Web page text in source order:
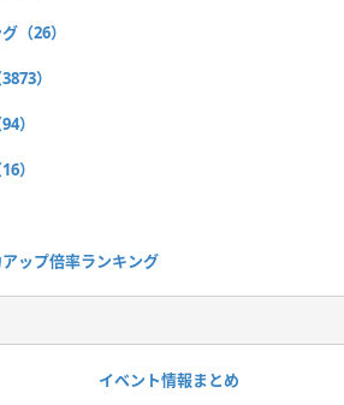
（26）
）
）
）
ップ倍率ランキング
イベント情報まとめ